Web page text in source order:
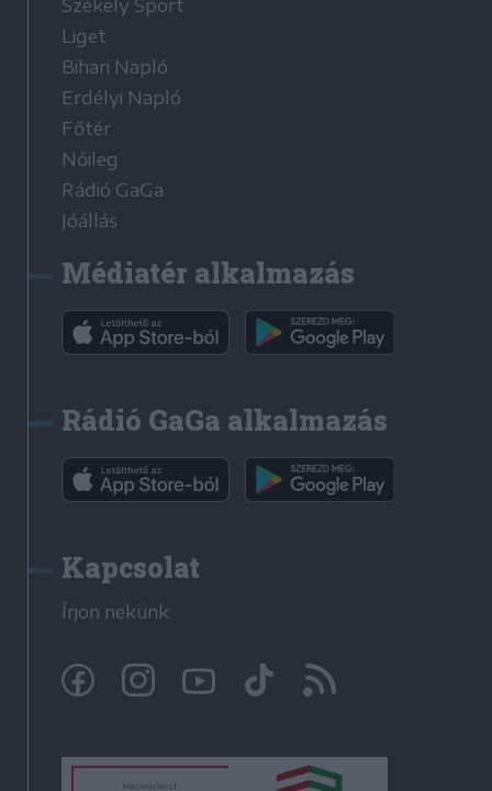
Székely Sport
Liget
Bihari Napló
Erdélyi Napló
Főtér
Nőileg
Rádió GaGa
Jóállás
Médiatér alkalmazás
Rádió GaGa alkalmazás
Kapcsolat
Írjon nekünk